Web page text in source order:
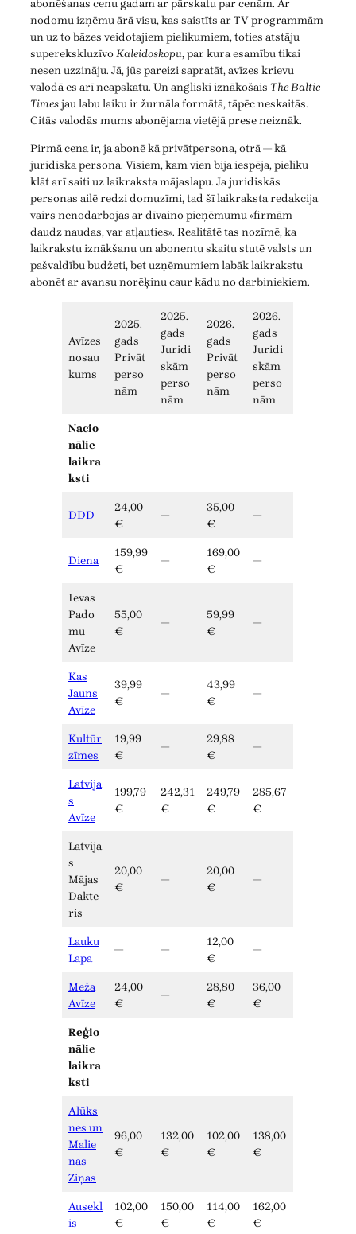
abonēšanas cenu gadam ar pārskatu par cenām. Ar
nodomu izņēmu ārā visu, kas saistīts ar TV programmām
un uz to bāzes veidotajiem pielikumiem, toties atstāju
superekskluzīvoKaleidoskopu, par kura esamību tikai
nesen uzzināju. Jā, jūs pareizi sapratāt, avīzes krievu
valodā es arī neapskatu. Un angliski iznākošais The Baltic
Timesjau labu laiku ir žurnāla formātā, tāpēc neskaitās.
Citās valodās mums abonējama vietējā prese neiznāk.
Pirmā cena ir, ja abonē kā privātpersona, otrā — kā
juridiska persona. Visiem, kam vien bija iespēja, pieliku
klāt arī saiti uz laikraksta mājaslapu. Ja juridiskās
personas ailē redzi domuzīmi, tad šī laikraksta redakcija
vairs nenodarbojas ar dīvaino pieņēmumu «firmām
daudz naudas, var atļauties». Realitātē tas nozīmē, ka
laikrakstu iznākšanu un abonentu skaitu stutē valsts un
pašvaldību budžeti, bet uzņēmumiem labāk laikrakstu
abonēt ar avansu norēķinu caur kādu no darbiniekiem.
Avīzes
nosau
kums
2025.
gads
Privāt
perso
nām
2025.
gads
Juridi
skām
perso
nām
2026.
gads
Privāt
perso
nām
2026.
gads
Juridi
skām
perso
nām
Nacio
nālie
laikra
ksti
DDD
24,00
€
—
35,00
€
—
Diena
159,99
€
—
169,00
€
—
Ievas
Pado
mu
Avīze
55,00
€
—
59,99
€
—
Kas
Jauns
Avīze
39,99
€
—
43,99
€
—
Kultūr
zīmes
19,99
€
—
29,88
€
—
Latvija
s
Avīze
199,79
€
242,31
€
249,79
€
285,67
€
Latvija
s
Mājas
Dakte
ris
20,00
€
—
20,00
€
—
Lauku
Lapa
— —
12,00
€
—
Meža
Avīze
24,00
€
—
28,80
€
36,00
€
Reģio
nālie
laikra
ksti
Alūks
nes un
Malie
nas
Ziņas
96,00
€
132,00
€
102,00
€
138,00
€
Ausekl
is
102,00
€
150,00
€
114,00
€
162,00
€